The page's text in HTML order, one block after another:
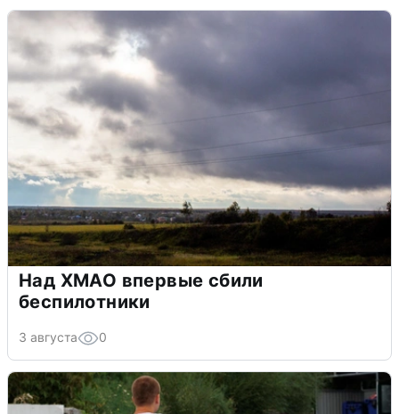
Над ХМАО впервые сбили
беспилотники
3 августа 0